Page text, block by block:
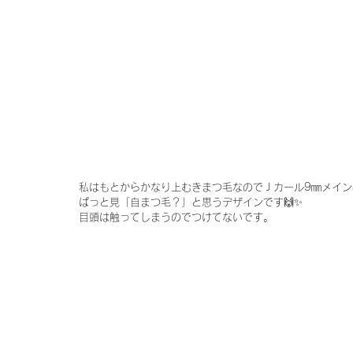
私はもとからかなり上むきまつ毛なのでＪカール9㎜メイン
ぱっと見「自まつ毛？」と思うデザインです🙌✨
目頭は触ってしまうのでつけてないです。